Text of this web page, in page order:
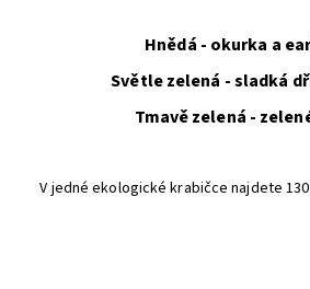
Hnědá - okurka a
Světle zelená - sladká
Tmavě zelená -
V jedné ekologické krabičce najdete